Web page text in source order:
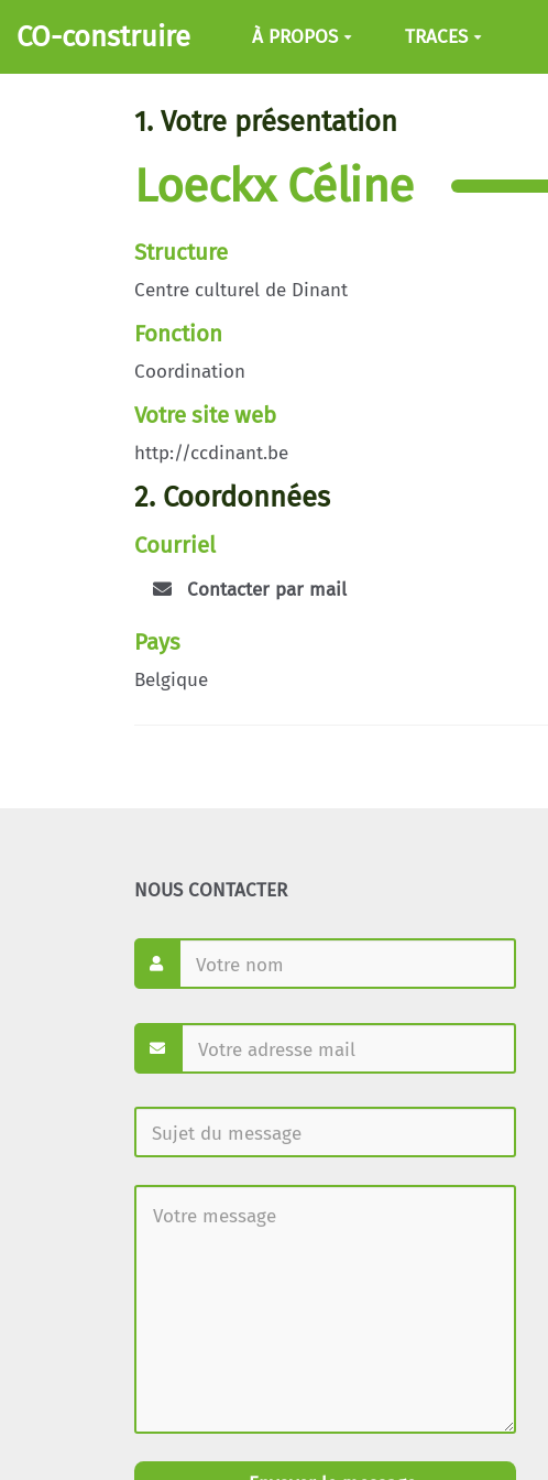
Aller au contenu principal
CO-construire À PROPOS TRACES
1. Votre présentation
Loeckx Céline
Structure
Centre culturel de Dinant
Fonction
Coordination
Votre site web
http://ccdinant.be
2. Coordonnées
Courriel
Contacter par mail
Pays
Belgique
NOUS CONTACTER